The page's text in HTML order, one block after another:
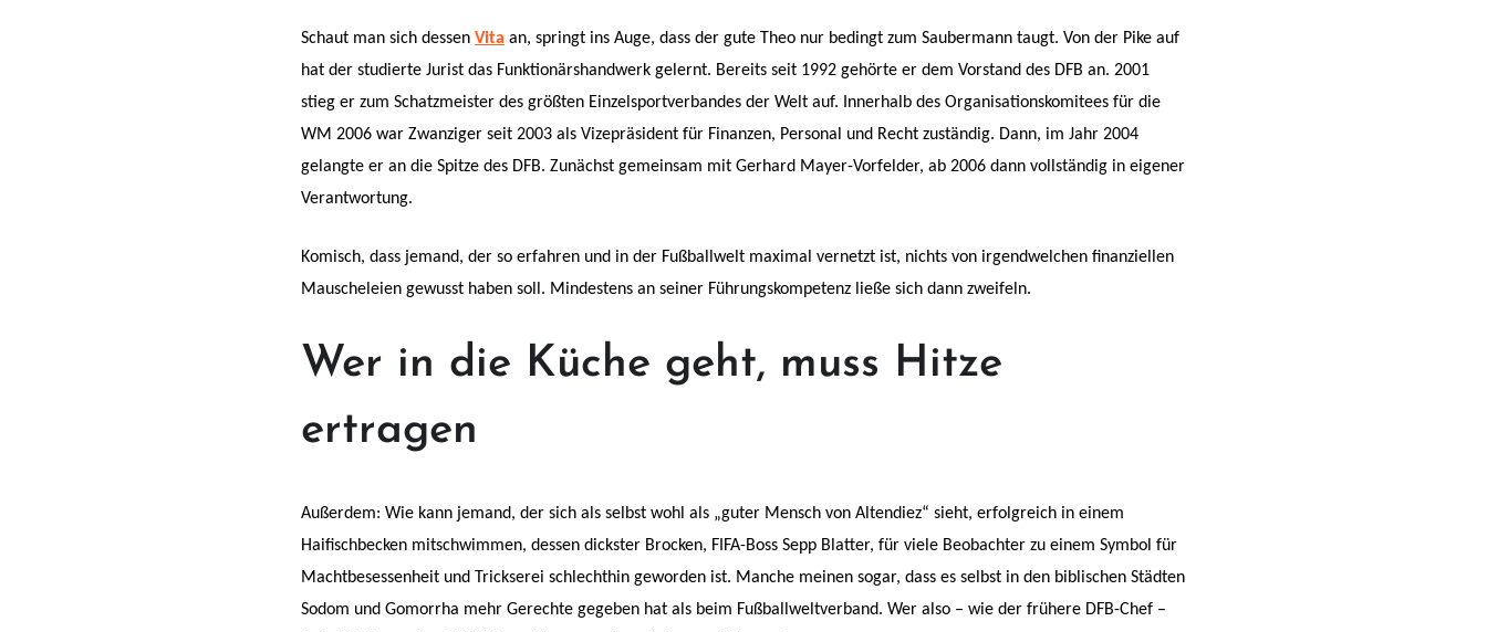
Schaut man sich dessen Vita an, springt ins Auge, dass der gute Theo nur bedingt zum Saubermann taugt. Von der Pike auf
hat der studierte Jurist das Funktionärshandwerk gelernt. Bereits seit 1992 gehörte er dem Vorstand des DFB an. 2001
stieg er zum Schatzmeister des größten Einzelsportverbandes der Welt auf. Innerhalb des Organisationskomitees für die
WM 2006 war Zwanziger seit 2003 als Vizepräsident für Finanzen, Personal und Recht zuständig. Dann, im Jahr 2004
gelangte er an die Spitze des DFB. Zunächst gemeinsam mit Gerhard Mayer-Vorfelder, ab 2006 dann vollständig in eigener
Verantwortung.
Komisch, dass jemand, der so erfahren und in der Fußballwelt maximal vernetzt ist, nichts von irgendwelchen finanziellen
Mauscheleien gewusst haben soll. Mindestens an seiner Führungskompetenz ließe sich dann zweifeln.
Wer in die Küche geht, muss Hitze
ertragen
Außerdem: Wie kann jemand, der sich als selbst wohl als „guter Mensch von Altendiez“ sieht, erfolgreich in einem
Haifischbecken mitschwimmen, dessen dickster Brocken, FIFA-Boss Sepp Blatter, für viele Beobachter zu einem Symbol für
Machtbesessenheit und Trickserei schlechthin geworden ist. Manche meinen sogar, dass es selbst in den biblischen Städten
Sodom und Gomorrha mehr Gerechte gegeben hat als beim Fußballweltverband. Wer also – wie der frühere DFB-Chef –